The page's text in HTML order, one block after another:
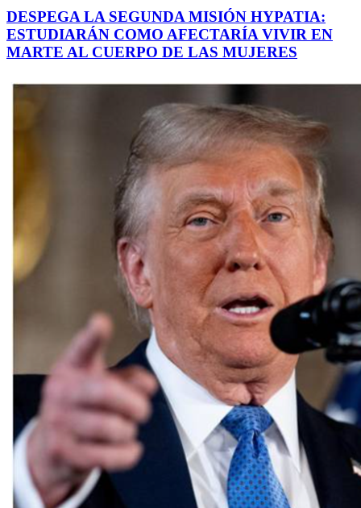
DESPEGA LA SEGUNDA MISIÓN HYPATIA:
ESTUDIARÁN COMO AFECTARÍA VIVIR EN
MARTE AL CUERPO DE LAS MUJERES